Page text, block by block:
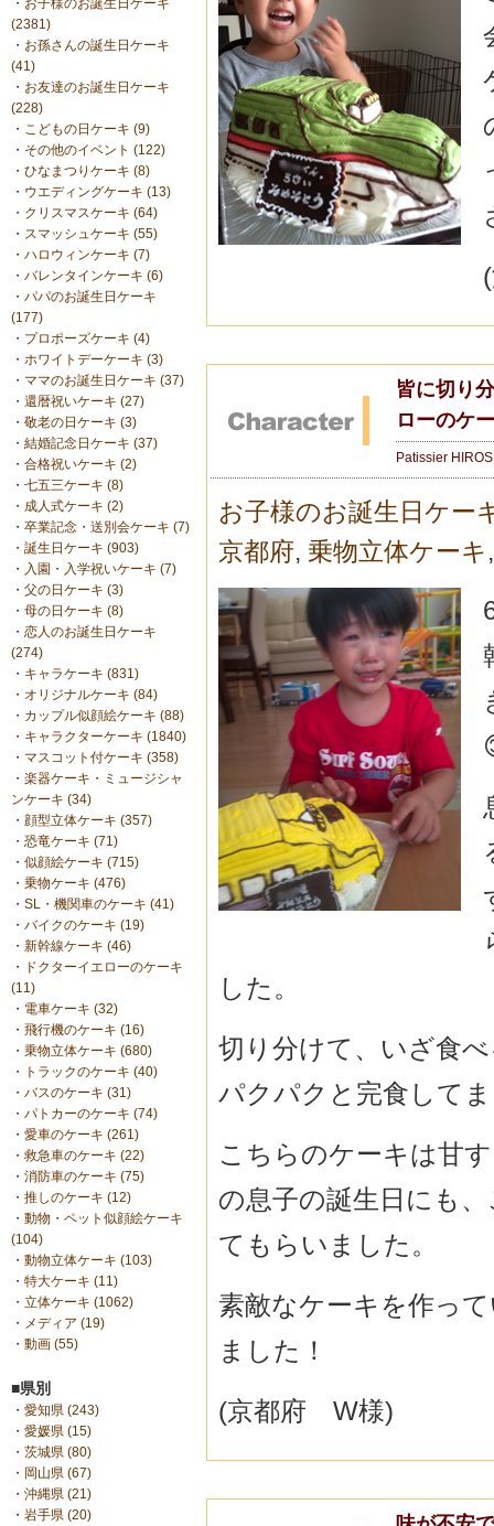
・ お子様のお誕生日ケーキ
(2381)
・ お孫さんの誕生日ケーキ
(41)
・ お友達のお誕生日ケーキ
(228)
・ こどもの日ケーキ (9)
・ その他のイベント (122)
・ ひなまつりケーキ (8)
・ ウエディングケーキ (13)
・ クリスマスケーキ (64)
・ スマッシュケーキ (55)
・ ハロウィンケーキ (7)
・ バレンタインケーキ (6)
・ パパのお誕生日ケーキ
(177)
・ プロポーズケーキ (4)
・ ホワイトデーケーキ (3)
・ ママのお誕生日ケーキ (37)
・ 還暦祝いケーキ (27)
・ 敬老の日ケーキ (3)
・ 結婚記念日ケーキ (37)
・ 合格祝いケーキ (2)
・ 七五三ケーキ (8)
・ 成人式ケーキ (2)
・ 卒業記念・送別会ケーキ (7)
・ 誕生日ケーキ (903)
・ 入園・入学祝いケーキ (7)
・ 父の日ケーキ (3)
・ 母の日ケーキ (8)
・ 恋人のお誕生日ケーキ
(274)
・ キャラケーキ (831)
・ オリジナルケーキ (84)
・ カップル似顔絵ケーキ (88)
・ キャラクターケーキ (1840)
・ マスコット付ケーキ (358)
・ 楽器ケーキ・ミュージシャ
ンケーキ (34)
・ 顔型立体ケーキ (357)
・ 恐竜ケーキ (71)
・ 似顔絵ケーキ (715)
・ 乗物ケーキ (476)
・ SL・機関車のケーキ (41)
・ バイクのケーキ (19)
・ 新幹線ケーキ (46)
・
ドクターイエローのケーキ
(11)
・ 電車ケーキ (32)
・ 飛行機のケーキ (16)
・ 乗物立体ケーキ (680)
・
トラックのケーキ (40)
・ バスのケーキ (31)
・ パトカーのケーキ (74)
・ 愛車のケーキ (261)
・ 救急車のケーキ (22)
・ 消防車のケーキ (75)
・ 推しのケーキ (12)
・ 動物・ペット似顔絵ケーキ
(104)
・ 動物立体ケーキ (103)
・ 特大ケーキ (11)
・ 立体ケーキ (1062)
・ メディア (19)
・ 動画 (55)
■県別
・ 愛知県 (243)
・ 愛媛県 (15)
・ 茨城県 (80)
・ 岡山県 (67)
・ 沖縄県 (21)
・ 岩手県 (20)
皆に切り
ローのケ
Patissier
お子様のお誕生日ケー
京都府, 乗物立体ケーキ
した。
切り分けて、いざ食
パクパクと完食して
こちらのケーキは甘
の息子の誕生日にも
てもらいました。
素敵なケーキを作っ
ました！
(京都府 W様)